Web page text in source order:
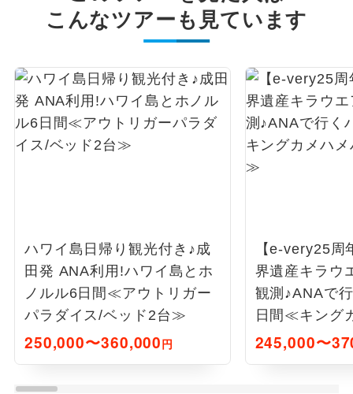
こんなツアーも見ています
ハワイ島日帰り観光付き♪成
田発 ANA利用!ハワイ島とホ
ノルル6日間≪アウトリガー
パラダイス/ベッド2台≫
250,000〜360,000円
【e-very25周
界遺産キラウ
観測♪ANAで
日間≪キング
朝食特典付≫
245,000〜